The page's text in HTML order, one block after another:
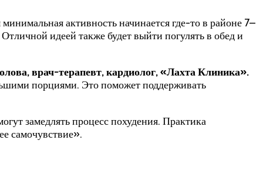
активность начинается где-то в районе 7–
идеей также будет выйти погулять в обед и
врач-терапевт, кардиолог, «Лахта Клиника».
порциями. Это поможет поддерживать
замедлять процесс похудения. Практика
самочувствие».